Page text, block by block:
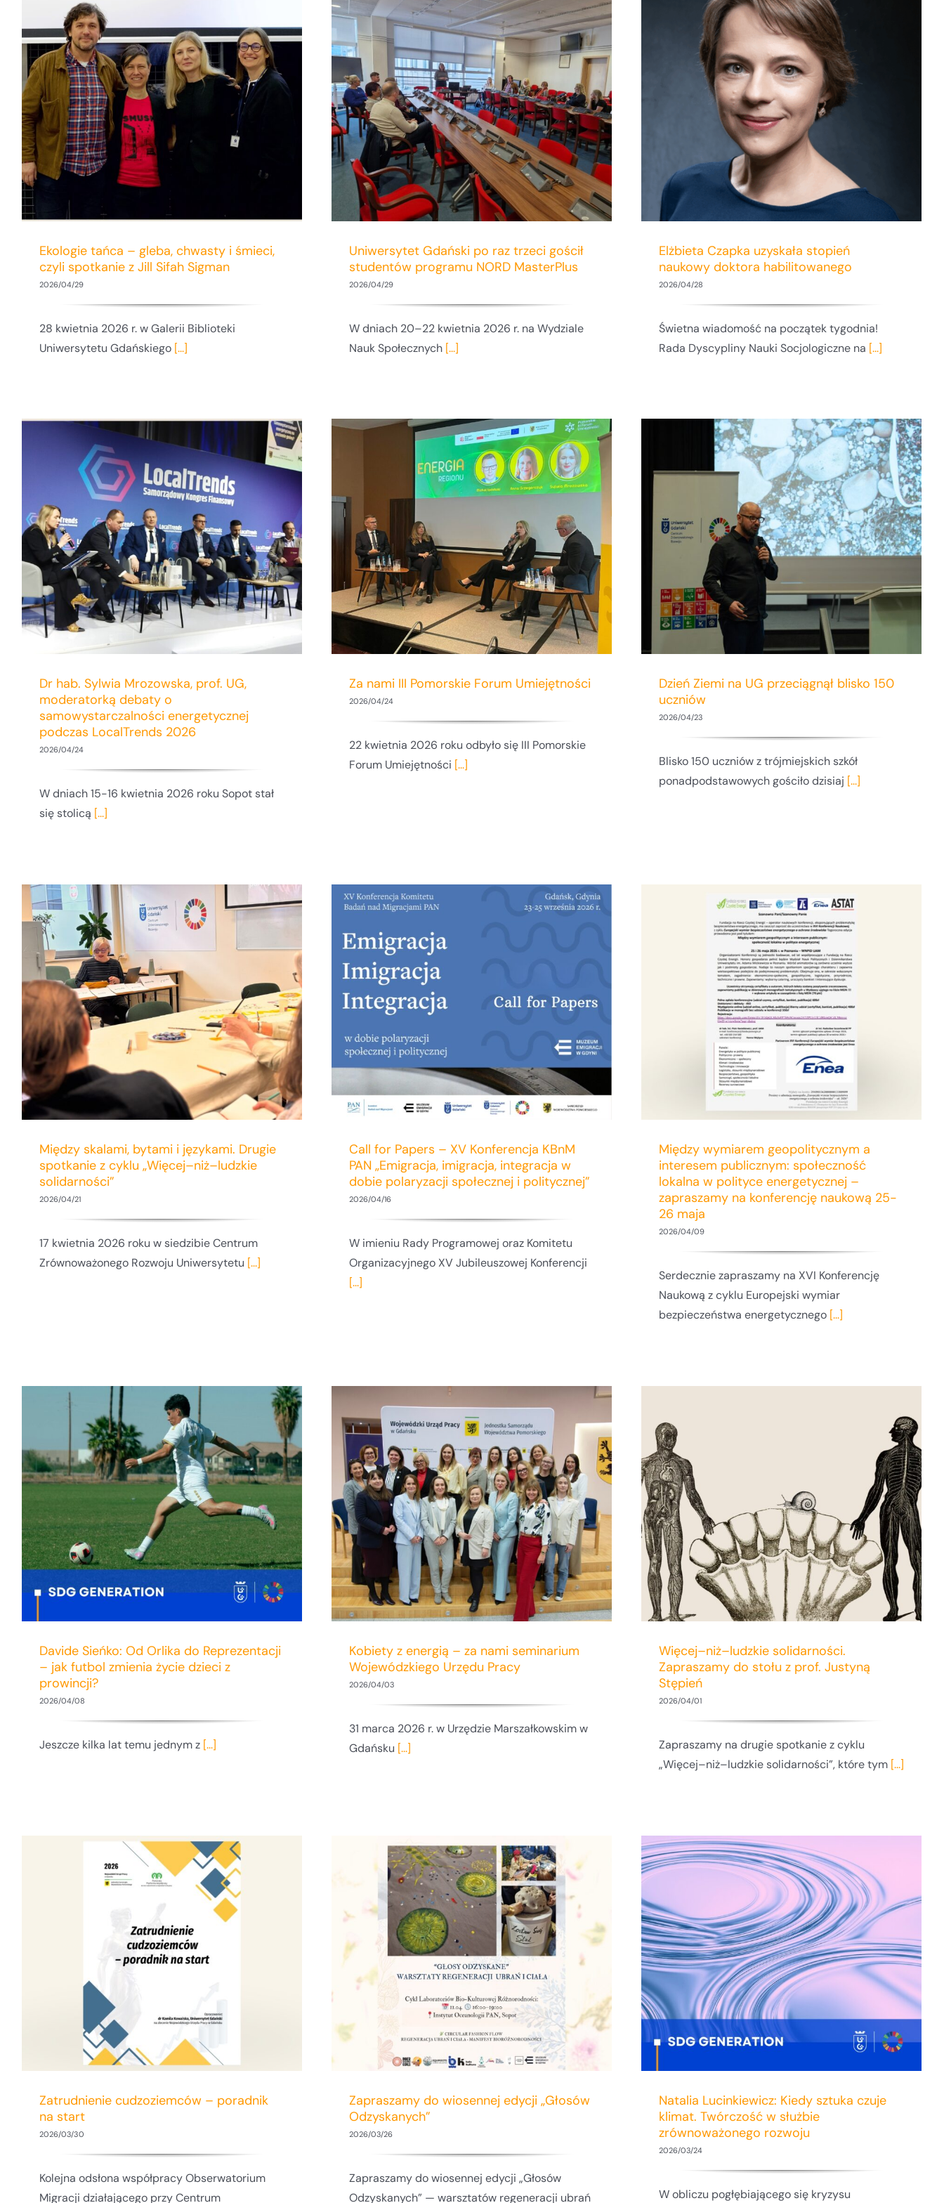
Ekologie tańca – gleba, chwasty i śmieci,
czyli spotkanie z Jill Sifah Sigman
2026/04/29
28 kwietnia 2026 r. w Galerii Biblioteki
Uniwersytetu Gdańskiego[...]
Uniwersytet Gdański po raz trzeci gościł
studentów programu NORD MasterPlus
Uniwersytet Gdański po raz trzeci gościł
studentów programu NORD MasterPlus
2026/04/29
W dniach 20–22 kwietnia 2026 r. na Wydziale
Nauk Społecznych[...]
Elżbieta Czapka uzyskała stopień
naukowy doktora habilitowanego
Elżbieta Czapka uzyskała stopień
naukowy doktora habilitowanego
2026/04/28
Świetna wiadomość na początek tygodnia!
Rada Dyscypliny Nauki Socjologiczne na [...]
Dr hab. Sylwia Mrozowska, prof. UG,
moderatorką debaty o
samowystarczalności energetycznej
podczas LocalTrends 2026
2026/04/24
W dniach 15-16 kwietnia 2026 roku Sopot stał
się stolicą [...]
Za nami III Pomorskie Forum
Umiejętności
Za nami III Pomorskie Forum Umiejętności
2026/04/24
22 kwietnia 2026 roku odbyło się III Pomorskie
Forum Umiejętności [...]
Dzień Ziemi na UG przeciągnął blisko 150
uczniów
Dzień Ziemi na UG przeciągnął blisko 150
uczniów
2026/04/23
Blisko 150 uczniów z trójmiejskich szkół
ponadpodstawowych gościło dzisiaj [...]
Między skalami, bytami i językami. Drugie
spotkanie z cyklu „Więcej–niż–ludzkie
solidarności”
2026/04/21
17 kwietnia 2026 roku w siedzibie Centrum
Zrównoważonego Rozwoju Uniwersytetu [...]
Call for Papers – XV Konferencja KBnM
PAN „Emigracja, imigracja, integracja w
dobie polaryzacji społecznej i
politycznej”
Call for Papers – XV Konferencja KBnM
PAN „Emigracja, imigracja, integracja w
dobie polaryzacji społecznej i politycznej”
2026/04/16
W imieniu Rady Programowej oraz Komitetu
Organizacyjnego XV Jubileuszowej Konferencji
[...]
Między wymiarem geopolitycznym a
interesem publicznym: społeczność
lokalna w polityce energetycznej –
zapraszamy na konferencję naukową 25-
Między wymiarem geopolitycznym a
interesem publicznym: społeczność
lokalna w polityce energetycznej –
zapraszamy na konferencję naukową 25-
26 maja
2026/04/09
Serdecznie zapraszamy na XVI Konferencję
Naukową z cyklu Europejski wymiar
bezpieczeństwa energetycznego[...]
Davide Sieńko: Od Orlika do Reprezentacji
– jak futbol zmienia życie dzieci z
prowincji?
2026/04/08
Jeszcze kilka lat temu jednym z[...]
Kobiety z energią – za nami seminarium
Wojewódzkiego Urzędu Pracy
Kobiety z energią – za nami seminarium
Wojewódzkiego Urzędu Pracy
2026/04/03
31 marca 2026 r. w Urzędzie Marszałkowskim w
Gdańsku [...]
Więcej–niż–ludzkie solidarności.
Zapraszamy do stołu z prof. Justyną
Stępień
Więcej–niż–ludzkie solidarności.
Zapraszamy do stołu z prof. Justyną
Stępień
2026/04/01
Zapraszamy na drugie spotkanie z cyklu
„Więcej–niż–ludzkie solidarności”, które tym[...]
Zatrudnienie cudzoziemców – poradnik
na start
2026/03/30
Kolejna odsłona współpracy Obserwatorium
Migracji działającego przy Centrum
Zapraszamy do wiosennej edycji
Zapraszamy do wiosennej edycji „Głosów
Odzyskanych”
2026/03/26
Zapraszamy do wiosennej edycji „Głosów
Odzyskanych” — warsztatów regeneracji ubrań
Natalia Lucinkiewicz: Kiedy sztuka czuje
klimat. Twórczość w służbie
zrównoważonego rozwoju
Natalia Lucinkiewicz: Kiedy sztuka czuje
klimat. Twórczość w służbie
zrównoważonego rozwoju
2026/03/24
W obliczu pogłębiającego się kryzysu